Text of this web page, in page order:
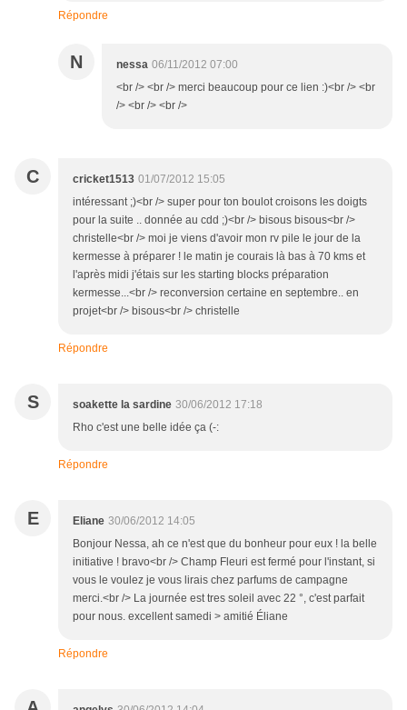
Répondre
N nessa 06/11/2012 07:00
<br /> <br /> merci beaucoup pour ce lien :)<br /> <br
/> <br /> <br />
C cricket1513 01/07/2012 15:05
intéressant ;)<br /> super pour ton boulot croisons les doigts
pour la suite .. donnée au cdd ;)<br /> bisous bisous<br />
christelle<br /> moi je viens d'avoir mon rv pile le jour de la
kermesse à préparer ! le matin je courais là bas à 70 kms et
l'après midi j'étais sur les starting blocks préparation
kermesse...<br /> reconversion certaine en septembre.. en
projet<br /> bisous<br /> christelle
Répondre
S soakette la sardine 30/06/2012 17:18
Rho c'est une belle idée ça (-:
Répondre
E Eliane 30/06/2012 14:05
Bonjour Nessa, ah ce n'est que du bonheur pour eux ! la belle
initiative ! bravo<br /> Champ Fleuri est fermé pour l'instant, si
vous le voulez je vous lirais chez parfums de campagne
merci.<br /> La journée est tres soleil avec 22 °, c'est parfait
pour nous. excellent samedi > amitié Éliane
Répondre